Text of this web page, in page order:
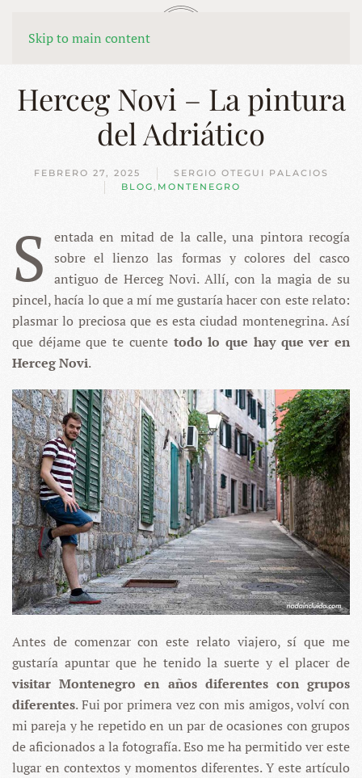
Skip to main content
MENÚ
Herceg Novi – La pintura
del Adriático
FEBRERO 27, 2025
SERGIO OTEGUI PALACIOS
BLOG, MONTENEGRO
S
entada en mitad de la calle, una pintora recogía
sobre el lienzo las formas y colores del casco
antiguo de Herceg Novi. Allí, con la magia de su
pincel, hacía lo que a mí me gustaría hacer con este relato:
plasmar lo preciosa que es esta ciudad montenegrina. Así
que déjame que te cuente todo lo que hay que ver en
Herceg Novi.
Antes de comenzar con este relato viajero, sí que me
gustaría apuntar que he tenido la suerte y el placer de
visitar Montenegro en años diferentes con grupos
diferentes. Fui por primera vez con mis amigos, volví con
mi pareja y he repetido en un par de ocasiones con grupos
de aficionados a la fotografía. Eso me ha permitido ver este
lugar en contextos y momentos diferentes. Y este artículo